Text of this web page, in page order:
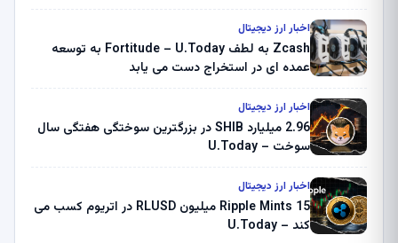
اخبار ارز دیجیتال
Zcash به لطف Fortitude – U.Today به توسعه
عمده ای در استخراج دست می یابد
اخبار ارز دیجیتال
2.96 میلیارد SHIB در بزرگترین سوختگی هفتگی سال
سوخت – U.Today
اخبار ارز دیجیتال
Ripple Mints 15 میلیون RLUSD در اتریوم کسب می
کند – U.Today